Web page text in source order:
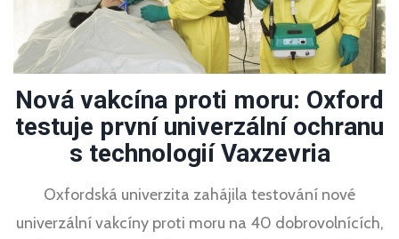
Nová vakcína proti moru: Oxford
testuje první univerzální ochranu
s technologií Vaxzevria
Oxfordská univerzita zahájila testování nové
univerzální vakcíny proti moru na 40 dobrovolnících,